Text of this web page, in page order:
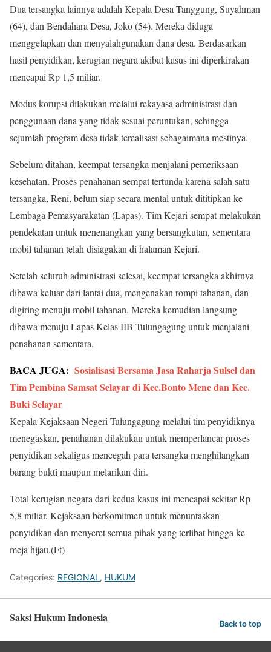
Dua tersangka lainnya adalah Kepala Desa Tanggung, Suyahman
(64), dan Bendahara Desa, Joko (54). Mereka diduga
menggelapkan dan menyalahgunakan dana desa. Berdasarkan
hasil penyidikan, kerugian negara akibat kasus ini diperkirakan
mencapai Rp 1,5 miliar.
Modus korupsi dilakukan melalui rekayasa administrasi dan
penggunaan dana yang tidak sesuai peruntukan, sehingga
sejumlah program desa tidak terealisasi sebagaimana mestinya.
Sebelum ditahan, keempat tersangka menjalani pemeriksaan
kesehatan. Proses penahanan sempat tertunda karena salah satu
tersangka, Reni, belum siap secara mental untuk dititipkan ke
Lembaga Pemasyarakatan (Lapas). Tim Kejari sempat melakukan
pendekatan untuk menenangkan yang bersangkutan, sementara
mobil tahanan telah disiagakan di halaman Kejari.
Setelah seluruh administrasi selesai, keempat tersangka akhirnya
dibawa keluar dari lantai dua, mengenakan rompi tahanan, dan
digiring menuju mobil tahanan. Mereka kemudian langsung
dibawa menuju Lapas Kelas IIB Tulungagung untuk menjalani
penahanan sementara.
BACA JUGA: Sosialisasi Bersama Jasa Raharja Sulsel dan
Tim Pembina Samsat Selayar di Kec.Bonto Mene dan Kec.
Buki Selayar
Kepala Kejaksaan Negeri Tulungagung melalui tim penyidiknya
menegaskan, penahanan dilakukan untuk memperlancar proses
penyidikan sekaligus mencegah para tersangka menghilangkan
barang bukti maupun melarikan diri.
Total kerugian negara dari kedua kasus ini mencapai sekitar Rp
5,8 miliar. Kejaksaan berkomitmen untuk menuntaskan
penyidikan dan menyeret semua pihak yang terlibat hingga ke
meja hijau.(Ft)
Categories: REGIONAL , HUKUM
Saksi Hukum Indonesia Back to top